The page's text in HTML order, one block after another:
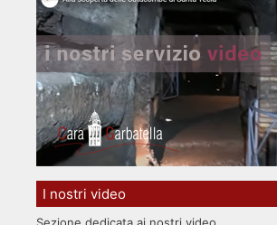
I nostri video